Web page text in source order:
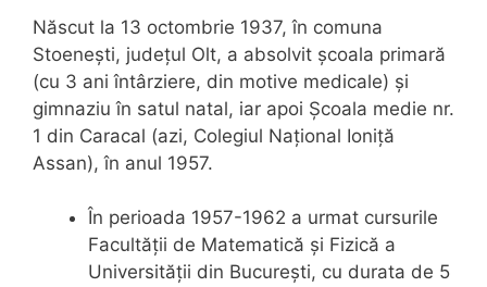
Născut la 13 octombrie 1937, în comuna
Stoenești, județul Olt, a absolvit școala primară
(cu 3 ani întârziere, din motive medicale) și
gimnaziu în satul natal, iar apoi Școala medie nr.
1 din Caracal (azi, Colegiul Național Ioniță
Assan), în anul 1957.
În perioada 1957-1962 a urmat cursurile
Facultății de Matematică și Fizică a
Universității din București, cu durata de 5